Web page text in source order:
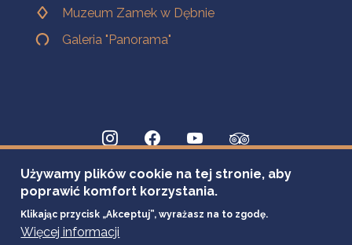
Muzeum Zamek w Dębnie
Galeria "Panorama"
Używamy plików cookie na tej stronie, aby
poprawić komfort korzystania.
Klikając przycisk „Akceptuj”, wyrażasz na to zgodę.
Więcej informacji